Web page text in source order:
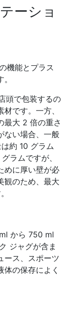
ーショ
機能とプラス
頭で包装するの
です。一方、
最大 2 倍の重さ
ない場合、一般
約 10 グラム
ラムですが、
めに厚い壁が必
観のため、最大
から 750 ml
ジャグが含ま
ース、スポーツ
の保存によく